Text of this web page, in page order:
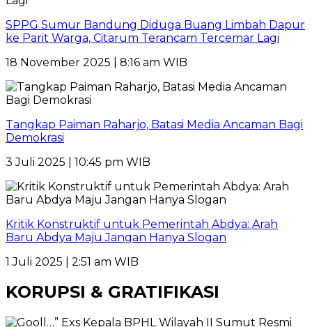
SPPG Sumur Bandung Diduga Buang Limbah Dapur
ke Parit Warga, Citarum Terancam Tercemar Lagi
18 November 2025 | 8:16 am WIB
Tangkap Paiman Raharjo, Batasi Media Ancaman Bagi
Demokrasi
3 Juli 2025 | 10:45 pm WIB
Kritik Konstruktif untuk Pemerintah Abdya: Arah
Baru Abdya Maju Jangan Hanya Slogan
1 Juli 2025 | 2:51 am WIB
KORUPSI & GRATIFIKASI